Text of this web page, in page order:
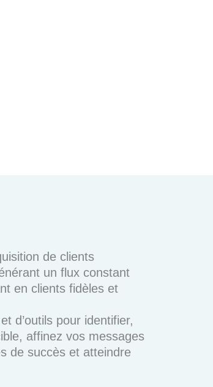
de clients
un flux constant
en clients fidèles et
d’outils pour identifier,
affinez vos messages
de succès et atteindre